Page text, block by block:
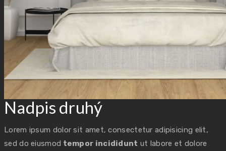
Nadpis druhý
Lorem ipsum dolor sit amet, consectetur adipisicing elit,
sed do eiusmod tempor incididunt ut labore et dolore